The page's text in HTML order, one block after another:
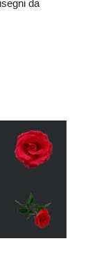
da